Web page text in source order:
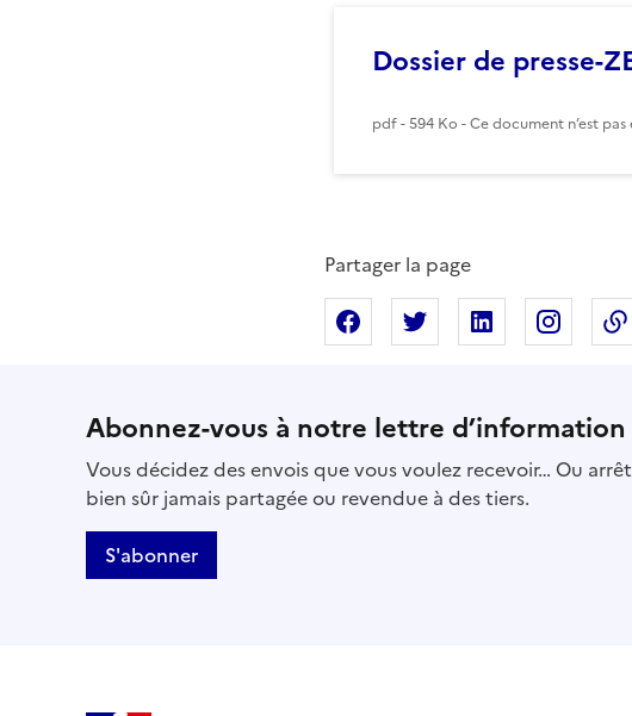
Dossier de presse-
pdf - 594 Ko - Ce document n’est
Partager la page
Partager sur Facebook
Partager sur XPartager sur
Abonnez-vous à notre lettre d’information
Vous décidez des envois que vous voulez recevoir… Ou
bien sûr jamais partagée ou revendue à des tiers.
S'abonner